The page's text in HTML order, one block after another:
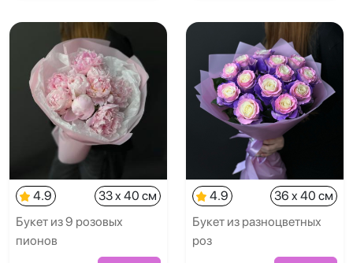
4.9
33 x 40 см
Букет из 9 розовых
пионов
4.9
36 x 40 см
Букет из разноцветных
роз